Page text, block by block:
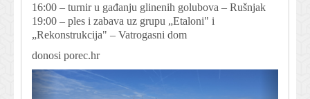
16:00 – turnir u gađanju glinenih golubova – Rušnjak
19:00 – ples i zabava uz grupu „Etaloni" i
„Rekonstrukcija" – Vatrogasni dom
donosi porec.hr